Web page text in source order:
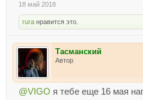
18 май 2018
rura нравится это.
Тасманский
Автор
@VIGO я тебе еще 16 мая